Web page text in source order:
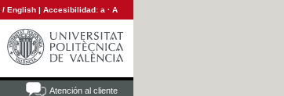
/ English | Accesibilidad: a · A
Atención al cliente